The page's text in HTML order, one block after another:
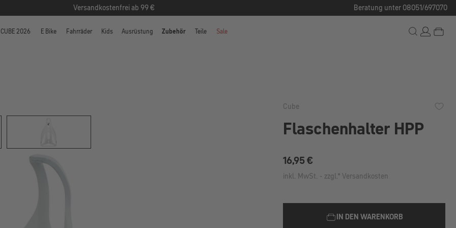
Versandkostenfrei ab 99 € Beratung unter 08051/697070
CUBE 2026 E Bike Fahrräder Kids Ausrüstung Zubehör Teile Sale
Cube
Flaschenhalter HPP
Regulärer Preis:
16,95 €
inkl. MwSt. - zzgl.* Versandkosten
IN DEN WARENKORB